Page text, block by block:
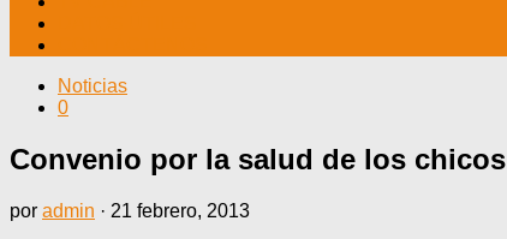
Noticias
0
Convenio por la salud de los chicos
por admin · 21 febrero, 2013